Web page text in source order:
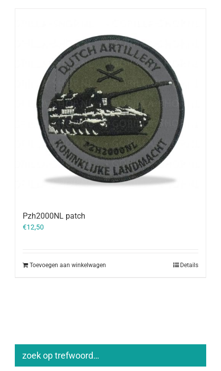
Pzh2000NL patch
€12,50
Toevoegen aan winkelwagen Details
zoek op trefwoord…